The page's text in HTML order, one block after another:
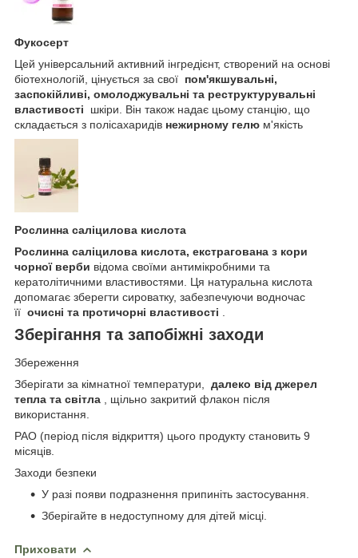
Фукосерт
Цей універсальний активний інгредієнт, створений на основі
біотехнологій, цінується за свої пом'якшувальні,
заспокійливі, омолоджувальні та реструктурувальні
властивості
шкіри. Він також надає цьому станцію, що
складається з полісахаридів нежирному гелю м'якість
Рослинна саліцилова кислота
Рослинна саліцилова кислота, екстрагована з кори
чорної верби відома своїми антимікробними та
кератолітичними властивостями. Ця натуральна кислота
допомагає зберегти сироватку, забезпечуючи водночас
її очисні та протичорні властивості
Зберігання та запобіжні заходи
Збереження
Зберігати за кімнатної температури, далеко від джерел
тепла та світла , щільно закритий флакон після
використання.
PAO (період після відкриття) цього продукту становить 9
місяців.
Заходи безпеки
У разі появи подразнення припиніть застосування.
Зберігайте в недоступному для дітей місці.
Приховати